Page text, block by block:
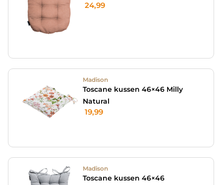
24,99
Madison
Toscane kussen 46×46 Milly
Natural
19,99
Madison
Toscane kussen 46×46